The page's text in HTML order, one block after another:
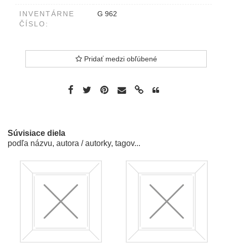
INVENTÁRNE
ČÍSLO:
G 962
Pridať medzi obľúbené
Súvisiace diela
podľa názvu, autora / autorky, tagov...